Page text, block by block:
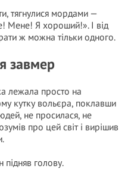
тягнулися мордами —
Мене! Я хороший!». І від
ж можна тільки одного.
завмер
лежала просто на
кутку вольєра, поклавши
не просилася, не
про цей світ і вирішив
підняв голову.